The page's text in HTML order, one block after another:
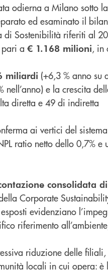
odierna a Milano sotto la
ed esaminato il
di Sostenibilità riferiti al
pari a € 1.168 milioni, in
miliardi (+6,3 % anno su
nell’anno) e la crescita
diretta e 49 di indiretta
ai vertici del
ratio netto dello 0,7% e
consolidata di
Corporate
evidenziano
riferimento
riduzione delle
locali in cui opera: è